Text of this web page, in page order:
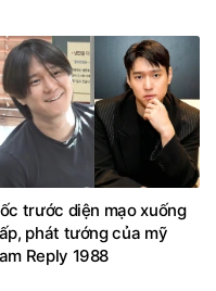
trước diện mạo xuống
phát tướng của mỹ
Reply 1988